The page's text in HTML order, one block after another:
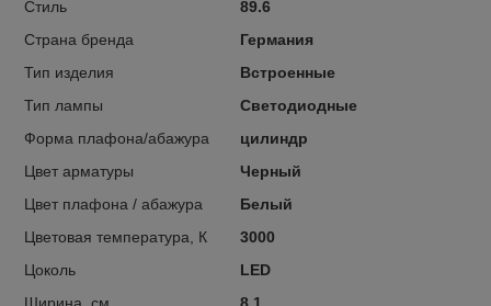
Стиль
89.6
Страна бренда
Германия
Тип изделия
Встроенные
Тип лампы
Светодиодные
Форма плафона/абажура
цилиндр
Цвет арматуры
Черный
Цвет плафона / абажура
Белый
Цветовая температура, К
3000
Цоколь
LED
Ширина, см
8,1